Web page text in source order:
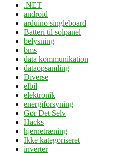
.NET
android
arduino singleboard
Batteri til solpanel
belysning
bms
data kommunikation
dataopsamling
Diverse
elbil
elektronik
energiforsyning
Gør Det Selv
Hacks
hjernetræning
Ikke kategoriseret
inverter